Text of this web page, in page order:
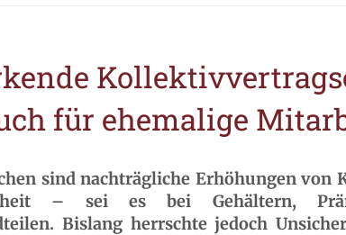
für ehemalige
sind nachträgliche Erhöhungen von
– sei es bei Gehältern,
Bislang herrschte jedoch